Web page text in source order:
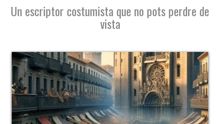
Un escriptor costumista que no pots perdre de
vista